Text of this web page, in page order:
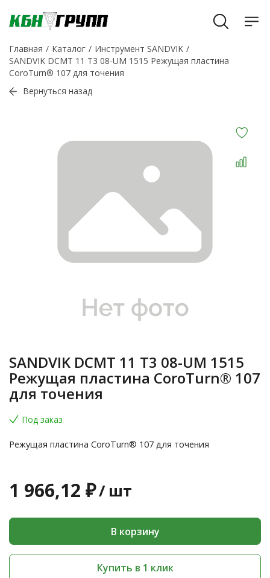
Главная Каталог
Инструмент SANDVIK
SANDVIK DCMT 11 T3 08-UM 1515 Режущая пластина
CoroTurn® 107 для точения
Вернуться назад
SANDVIK DCMT 11 T3 08-UM 1515
Режущая пластина CoroTurn® 107
для точения
Под заказ
Режущая пластина CoroTurn® 107 для точения
1 966,12 ₽/ шт
В корзину
Купить в 1 клик